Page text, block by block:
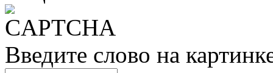
Введите слово на